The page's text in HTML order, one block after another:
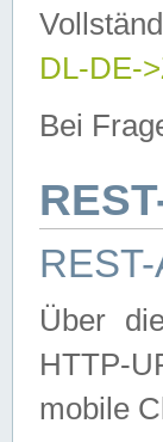
DL-DE-
Bei
REST-
Über
HTTP-
mobile